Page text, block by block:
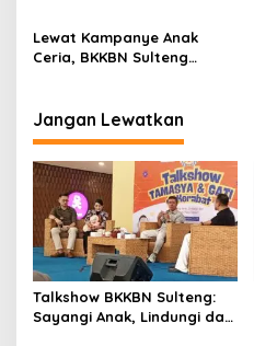
APBN/APBD
Lewat Kampanye Anak
Ceria, BKKBN Sulteng
Anak Menuju Generasi Emas
Jangan Lewatkan
Talkshow BKKBN Sulteng:
Sayangi Anak, Lindungi dan